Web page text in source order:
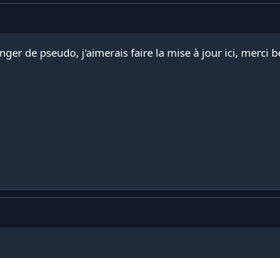
de pseudo, j'aimerais faire la mise à jour ici, merci